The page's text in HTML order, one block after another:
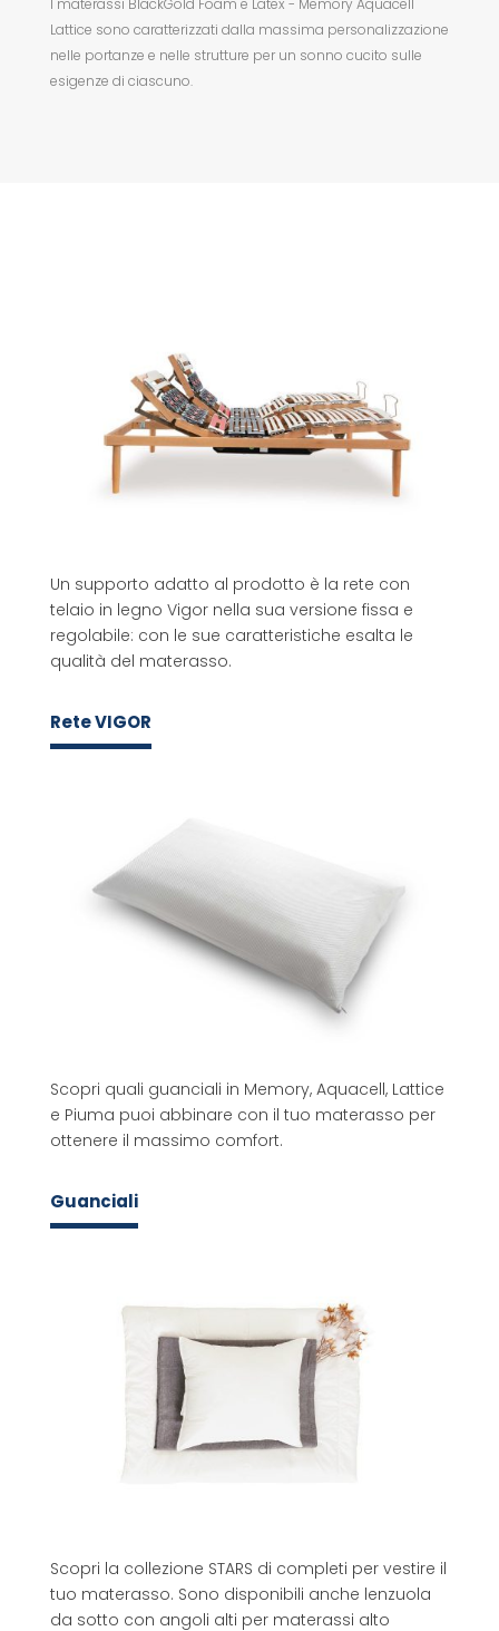
I materassi BlackGold Foam e Latex - Memory Aquacell
Lattice sono caratterizzati dalla massima personalizzazione
nelle portanze e nelle strutture per un sonno cucito sulle
esigenze di ciascuno.
Un supporto adatto al prodotto è la rete con
telaio in legno Vigor nella sua versione fissa e
regolabile: con le sue caratteristiche esalta le
qualità del materasso.
Rete VIGOR
Scopri quali guanciali in Memory, Aquacell, Lattice
e Piuma puoi abbinare con il tuo materasso per
ottenere il massimo comfort.
Guanciali
Scopri la collezione STARS di completi per vestire il
tuo materasso. Sono disponibili anche lenzuola
da sotto con angoli alti per materassi alto